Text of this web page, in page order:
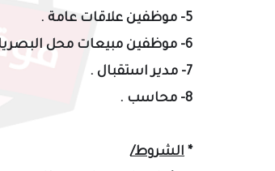
5- موظفين علاقات عامة .
6- موظفين مبيعات محل البصريات .
7- مدير استقبال .
8- محاسب .
* الشروط/